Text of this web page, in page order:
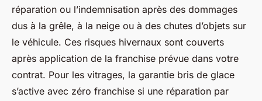
réparation ou l’indemnisation après des dommages
dus à la grêle, à la neige ou à des chutes d’objets sur
le véhicule. Ces risques hivernaux sont couverts
après application de la franchise prévue dans votre
contrat. Pour les vitrages, la garantie bris de glace
s’active avec zéro franchise si une réparation par